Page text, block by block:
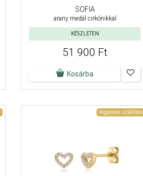
SOFIA
arany medál cirkónikkal
KÉSZLETEN
51 900 Ft
Kosárba
Ingyenes szállítás